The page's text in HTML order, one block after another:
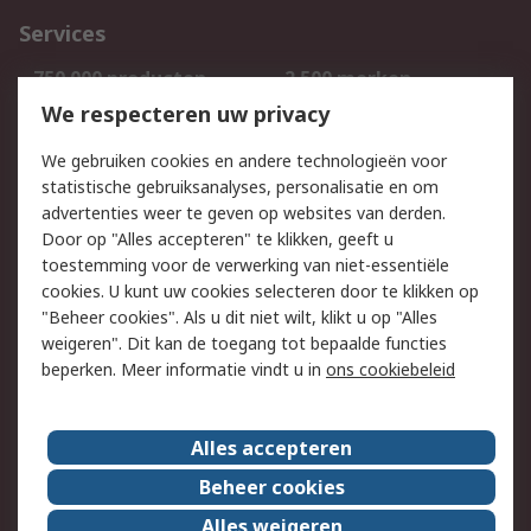
Services
750.000 producten
2.500 merken
Bestellen
Inkoopoplossingen
Track & Trace
Wettelijk
Cookiebeleid
Email veiligheid
Privacybeleid
Websitevoorwaarden
Algemene
verkoopvoorwaarden
Over RS
RS Group
Over ons
RS wereldwijd
Werken bij RS
We respecteren uw privacy
We gebruiken cookies en andere technologieën voor
statistische gebruiksanalyses, personalisatie en om
advertenties weer te geven op websites van derden.
Door op "Alles accepteren" te klikken, geeft u
toestemming voor de verwerking van niet-essentiële
cookies. U kunt uw cookies selecteren door te klikken op
"Beheer cookies". Als u dit niet wilt, klikt u op "Alles
weigeren". Dit kan de toegang tot bepaalde functies
beperken. Meer informatie vindt u in ons cookiebeleid
Alles accepteren
Beheer cookies